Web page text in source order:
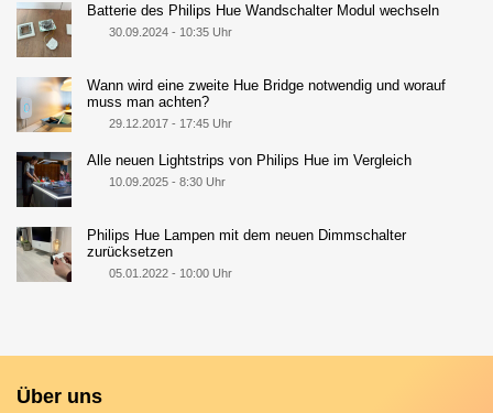
Batterie des Philips Hue Wandschalter Modul wechseln
30.09.2024 - 10:35 Uhr
Wann wird eine zweite Hue Bridge notwendig und worauf
muss man achten?
29.12.2017 - 17:45 Uhr
Alle neuen Lightstrips von Philips Hue im Vergleich
10.09.2025 - 8:30 Uhr
Philips Hue Lampen mit dem neuen Dimmschalter
zurücksetzen
05.01.2022 - 10:00 Uhr
Über uns